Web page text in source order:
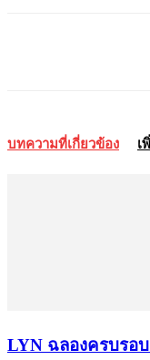
บทความที่เกี่ยวข้อง เ
LYN ฉลองครบรอ